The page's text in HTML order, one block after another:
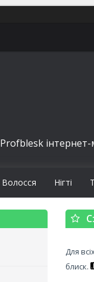
Profblesk інтернет-
Волосся Нігті
Для
блиск.